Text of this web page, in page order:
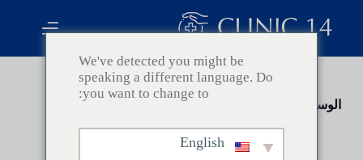
الوسم:
We've detected you might be
speaking a different language. Do
you want to change to: